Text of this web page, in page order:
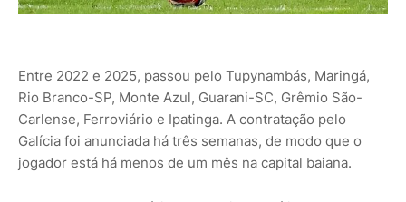
Entre 2022 e 2025, passou pelo Tupynambás, Maringá,
Rio Branco-SP, Monte Azul, Guarani-SC, Grêmio São-
Carlense, Ferroviário e Ipatinga. A contratação pelo
Galícia foi anunciada há três semanas, de modo que o
jogador está há menos de um mês na capital baiana.